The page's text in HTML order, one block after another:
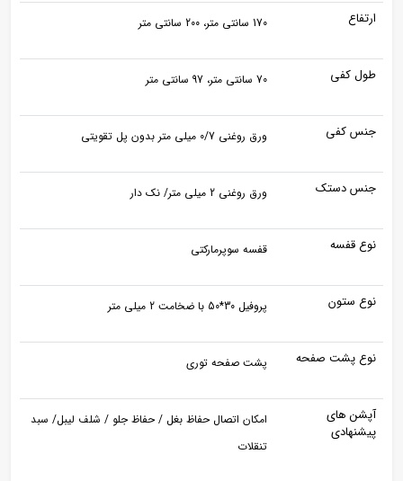
ارتفاع 170 سانتی متر، 200 سانتی متر
طول کفی 70 سانتی متر، 97 سانتی متر
جنس کفی ورق روغنی 0/7 میلی متر بدون پل تقویتی
جنس دستک ورق روغنی 2 میلی متر/ نک دار
نوع قفسه قفسه سوپرمارکتی
نوع ستون پروفیل 30*50 با ضخامت 2 میلی متر
نوع پشت صفحه پشت صفحه توری
آپشن های
پیشنهادی
امکان اتصال حفاظ بغل / حفاظ جلو / شلف لیبل/ سبد
تنقلات